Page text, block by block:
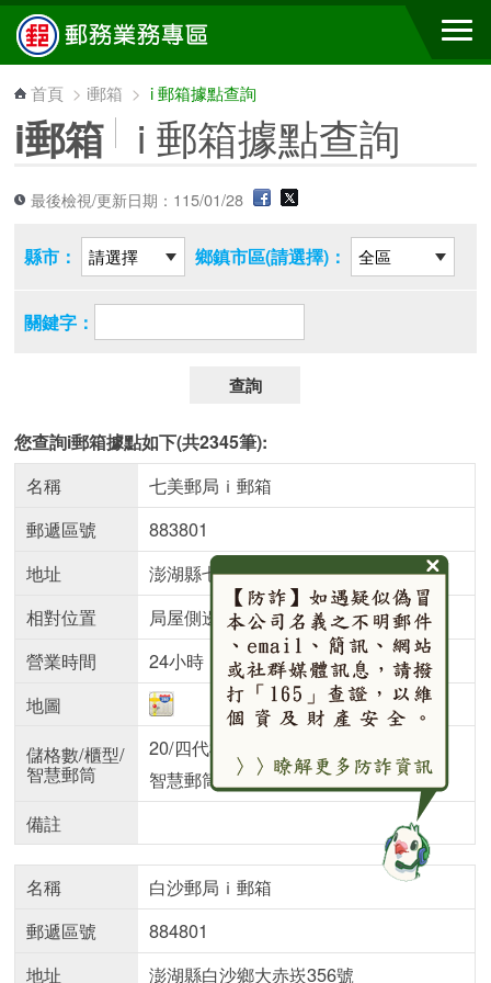
跳到主要內容區塊
首頁 > i郵箱 > i 郵箱據點查詢
i郵箱 i 郵箱據點查詢
最後檢視/更新日期：115/01/28
縣市： 鄉鎮市區(請選擇)：
關鍵字：
查詢
您查詢i郵箱據點如下(共2345筆):
名稱
七美郵局ｉ郵箱
郵遞區號
883801
地址
澎湖縣七美鄉海豐村10鄰19號
相對位置
局屋側邊牆壁
營業時間
24小時
地圖
儲格數/櫃型/
智慧郵筒
20/四代櫃
智慧郵筒
備註
名稱
白沙郵局ｉ郵箱
郵遞區號
884801
地址
澎湖縣白沙鄉大赤崁356號